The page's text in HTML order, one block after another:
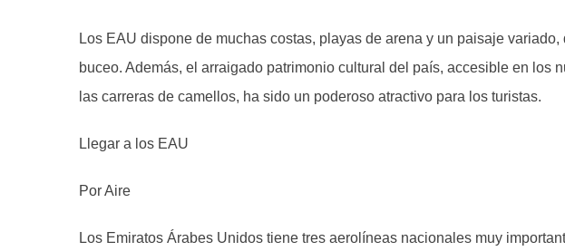
Los EAU dispone de muchas costas, playas de arena y un paisaje
buceo. Además, el arraigado patrimonio cultural del país, accesible en los
las carreras de camellos, ha sido un poderoso atractivo para los turistas.
Llegar a los EAU
Por Aire
Los Emiratos Árabes Unidos tiene tres aerolíneas nacionales muy